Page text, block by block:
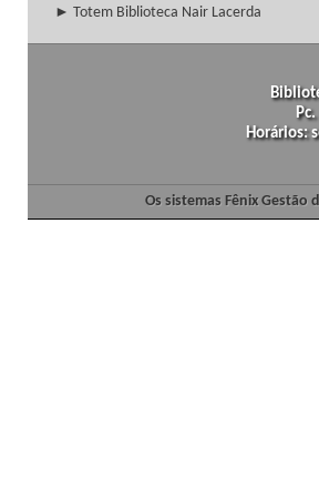
► Totem Biblioteca Nair Lacerda
Horários:
Os sistemas Fênix